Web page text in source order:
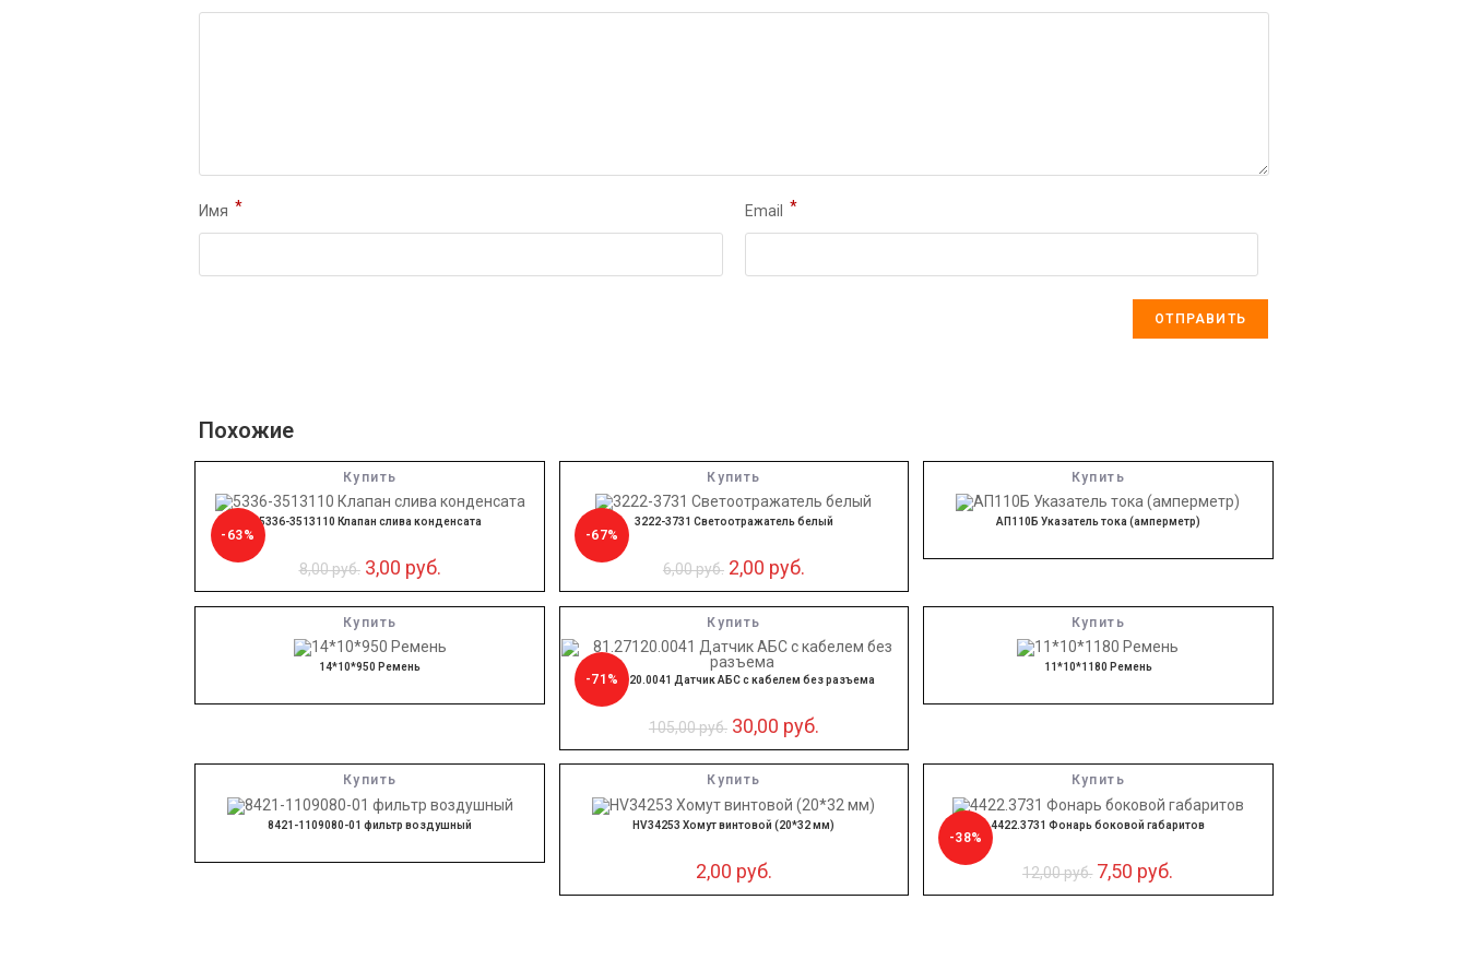
Имя * Email *
Похожие
Купить
-63%
5336-3513110 Клапан слива конденсата
8,00руб. 3,00 руб.
Купить
-67%
3222-3731 Светоотражатель белый
6,00руб. 2,00 руб.
Купить
АП110Б Указатель тока (амперметр)
Купить
14*10*950 Ремень
Купить
-71%
81.27120.0041 Датчик АБС с кабелем без разъема
105,00руб. 30,00 руб.
Купить
11*10*1180 Ремень
Купить
8421-1109080-01 фильтр воздушный
Купить
HV34253 Хомут винтовой (20*32 мм)
2,00 руб.
Купить
-38%
4422.3731 Фонарь боковой габаритов
12,00руб. 7,50 руб.